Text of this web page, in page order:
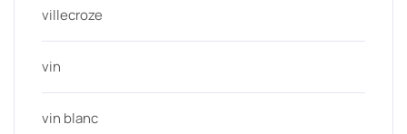
villecroze
vin
vin blanc